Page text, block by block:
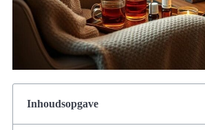
Inhoudsopgave